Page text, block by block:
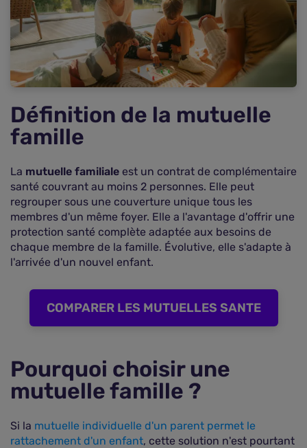
Comment fonctionne le remboursement d'une
mutuelle familiale ?
Comment choisir sa mutuelle familiale ?
Mutuelle familiale : combien ça coûte ?
Quelle est la mutuelle santé la moins chère pour
Quelle est la meilleure mutuelle pour les familles
?
de mutuelles
Foire aux questions sur la mutuelle familiale
Définition de la mutuelle
famille
La mutuelle familiale est un contrat de complémentaire
santé couvrant au moins 2 personnes. Elle peut
regrouper sous une couverture unique tous les
membres d'un même foyer. Elle a l'avantage d'offrir une
protection santé complète adaptée aux besoins de
chaque membre de la famille. Évolutive, elle s'adapte à
l'arrivée d'un nouvel enfant.
COMPARER LES MUTUELLES SANTE
Pourquoi choisir une
mutuelle famille ?
Si la mutuelle individuelle d'un parent permet le
rattachement d'un enfant, cette solution n'est pourtant